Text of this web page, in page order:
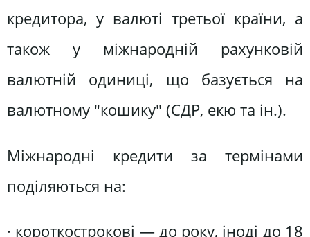
кредитора, у валюті третьої країни, а
також у міжнародній рахунковій
валютній одиниці, що базується на
валютному "кошику" (СДР, екю та ін.).
Міжнародні кредити за термінами
поділяються на:
· короткострокові — до року, іноді до 18